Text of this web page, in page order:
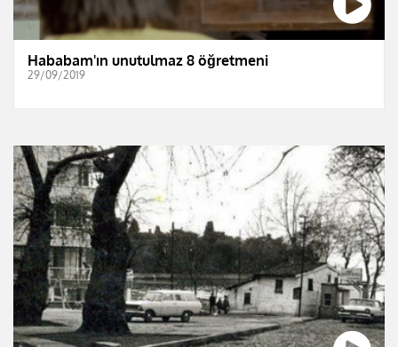
Hababam'ın unutulmaz 8 öğretmeni
29/09/2019